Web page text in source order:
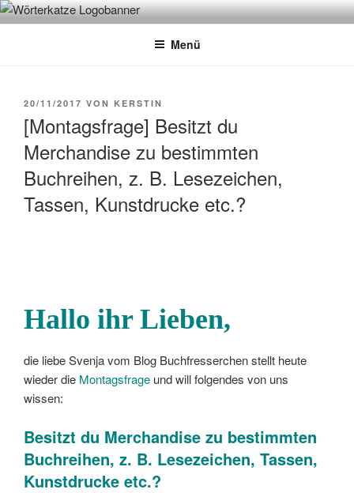
Zum
InhaltWÖRTERKATZE
Von Büchern erzählen
Menü
VERÖFFENTLICHT
20/11/2017 VON KERSTIN
[Montagsfrage] Besitzt du
Merchandise zu bestimmten
Buchreihen, z. B. Lesezeichen,
Tassen, Kunstdrucke etc.?
Hallo ihr Lieben,
die liebe Svenja vom Blog Buchfresserchen stellt heute
wieder die Montagsfrage und will folgendes von uns
wissen:
Besitzt du Merchandise zu bestimmten
Buchreihen, z. B. Lesezeichen, Tassen,
Kunstdrucke etc.?